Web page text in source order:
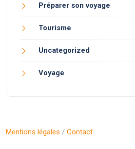
Préparer son voyage
Tourisme
Uncategorized
Voyage
Mentions légales / Contact